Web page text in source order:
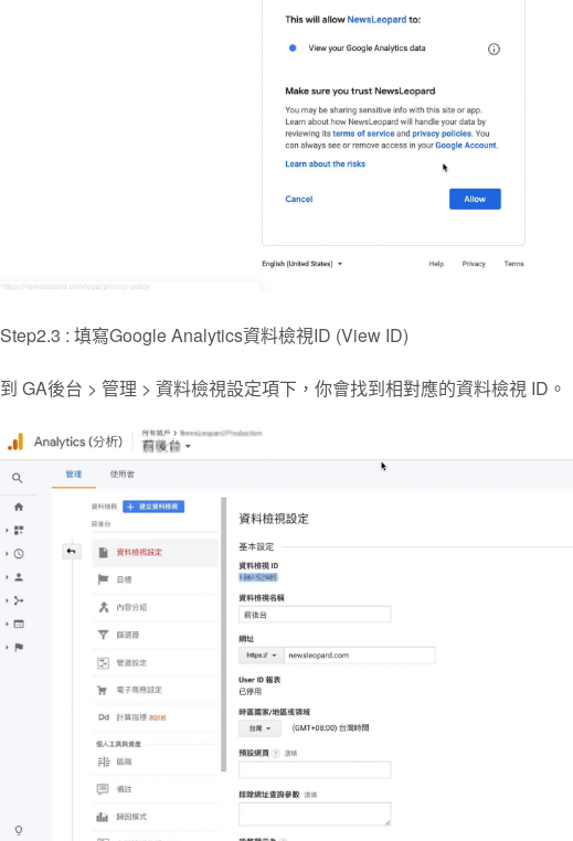
Step2.3 : 填寫Google Analytics資料檢視ID (View ID)
到 GA後台 > 管理 > 資料檢視設定項下，你會找到相對應的資料檢視 ID。